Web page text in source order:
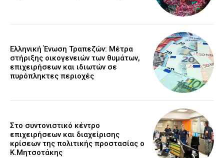
Ελληνική Ένωση Τραπεζών: Μέτρα
στήριξης οικογενειών των θυμάτων,
επιχειρήσεων και ιδιωτών σε
πυρόπληκτες περιοχές
Στο συντονιστικό κέντρο
επιχειρήσεων και διαχείρισης
κρίσεων της πολιτικής προστασίας ο
Κ.Μητσοτάκης